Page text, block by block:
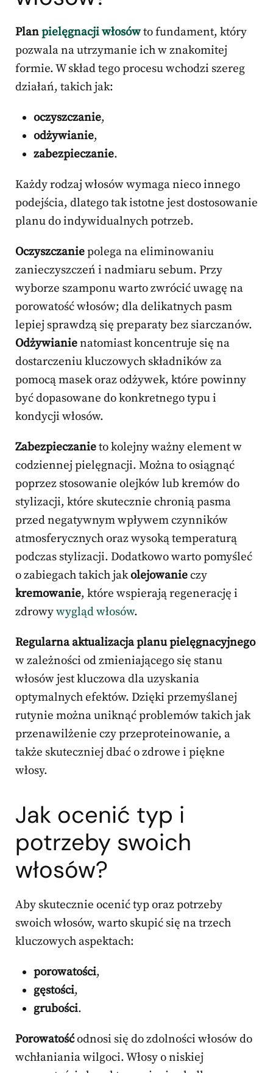
Planpielęgnacji włosówto fundament, który
pozwala na utrzymanie ich w znakomitej
formie. W skład tego procesu wchodzi szereg
działań, takich jak:
oczyszczanie,
odżywianie,
zabezpieczanie.
Każdy rodzaj włosów wymaga nieco innego
podejścia, dlatego tak istotne jest dostosowanie
planu do indywidualnych potrzeb.
Oczyszczaniepolega na eliminowaniu
zanieczyszczeń i nadmiaru sebum. Przy
wyborze szamponu warto zwrócić uwagę na
porowatość włosów; dla delikatnych pasm
lepiej sprawdzą się preparaty bez siarczanów.
Odżywianienatomiast koncentruje się na
dostarczeniu kluczowych składników za
pomocą masek oraz odżywek, które powinny
być dopasowane do konkretnego typu i
kondycji włosów.
Zabezpieczanieto kolejny ważny element w
codziennej pielęgnacji. Można to osiągnąć
poprzez stosowanie olejków lub kremów do
stylizacji, które skutecznie chronią pasma
przed negatywnym wpływem czynników
atmosferycznych oraz wysoką temperaturą
podczas stylizacji. Dodatkowo warto pomyśleć
o zabiegach takich jakolejowanieczy
kremowanie, które wspierają regenerację i
zdrowywygląd włosów.
Regularna aktualizacja planu pielęgnacyjnego
w zależności od zmieniającego się stanu
włosów jest kluczowa dla uzyskania
optymalnych efektów. Dzięki przemyślanej
rutynie można uniknąć problemów takich jak
przenawilżenie czy przeproteinowanie, a
także skuteczniej dbać o zdrowe i piękne
włosy.
Jak ocenić typ i
potrzeby swoich
włosów?
Aby skutecznie ocenić typ oraz potrzeby
swoich włosów, warto skupić się na trzech
kluczowych aspektach:
porowatości,
gęstości,
grubości.
Porowatośćodnosi się do zdolności włosów do
wchłaniania wilgoci. Włosy o niskiej